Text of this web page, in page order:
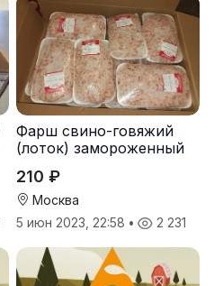
Фарш свино-говяжий
(лоток) замороженный
«Мясной двор» купить
мелкий опт
210 ₽
Москва
5 июн 2023, 22:58 • 2 231